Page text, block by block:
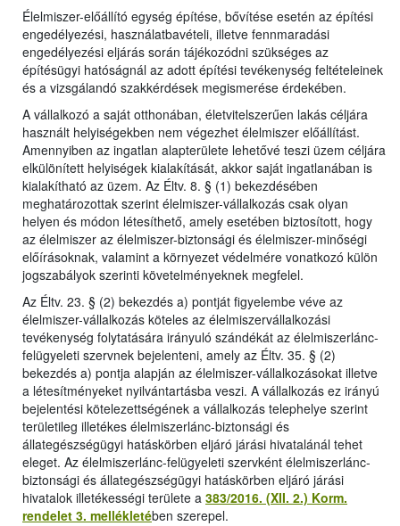
Élelmiszer-előállító egység építése, bővítése esetén az építési
engedélyezési, használatbavételi, illetve fennmaradási
engedélyezési eljárás során tájékozódni szükséges az
építésügyi hatóságnál az adott építési tevékenység feltételeinek
és a vizsgálandó szakkérdések megismerése érdekében.
A vállalkozó a saját otthonában, életvitelszerűen lakás céljára
használt helyiségekben nem végezhet élelmiszer előállítást.
Amennyiben az ingatlan alapterülete lehetővé teszi üzem céljára
elkülönített helyiségek kialakítását, akkor saját ingatlanában is
kialakítható az üzem. Az Éltv. 8. § (1) bekezdésében
meghatározottak szerint élelmiszer-vállalkozás csak olyan
helyen és módon létesíthető, amely esetében biztosított, hogy
az élelmiszer az élelmiszer-biztonsági és élelmiszer-minőségi
előírásoknak, valamint a környezet védelmére vonatkozó külön
jogszabályok szerinti követelményeknek megfelel.
Az Éltv. 23. § (2) bekezdés a) pontját figyelembe véve az
élelmiszer-vállalkozás köteles az élelmiszervállalkozási
tevékenység folytatására irányuló szándékát az élelmiszerlánc-
felügyeleti szervnek bejelenteni, amely az Éltv. 35. § (2)
bekezdés a) pontja alapján az élelmiszer-vállalkozásokat illetve
a létesítményeket nyilvántartásba veszi. A vállalkozás ez irányú
bejelentési kötelezettségének a vállalkozás telephelye szerint
területileg illetékes élelmiszerlánc-biztonsági és
állategészségügyi hatáskörben eljáró járási hivatalánál tehet
eleget. Az élelmiszerlánc-felügyeleti szervként élelmiszerlánc-
biztonsági és állategészségügyi hatáskörben eljáró járási
hivatalok illetékességi területe a 383/2016. (XII. 2.) Korm.
rendelet 3. mellékletében szerepel.